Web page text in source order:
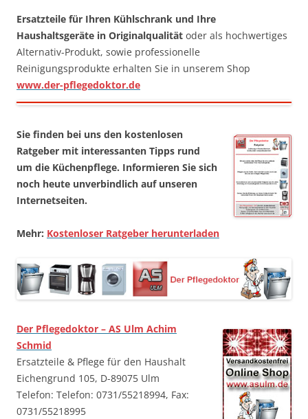
Ersatzteile für Ihren Kühlschrank und Ihre
Haushaltsgeräte in Originalqualität oder als hochwertiges
Alternativ-Produkt, sowie professionelle
Reinigungsprodukte erhalten Sie in unserem Shop
www.der-pflegedoktor.de
Sie finden bei uns den kostenlosen
Ratgeber mit interessanten Tipps rund
um die Küchenpflege. Informieren Sie sich
noch heute unverbindlich auf unseren
Internetseiten.
Mehr: Kostenloser Ratgeber herunterladen
Der Pflegedoktor – AS Ulm Achim
Schmid
Ersatzteile & Pflege für den Haushalt
Eichengrund 105, D-89075 Ulm
Telefon: Telefon: 0731/55218994, Fax:
0731/55218995